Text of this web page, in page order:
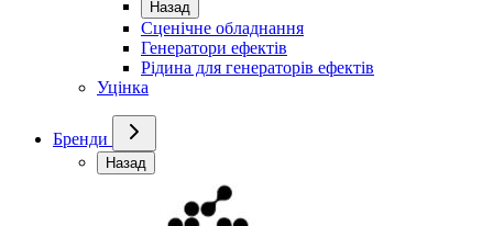
Назад
Сценічне обладнання
Генератори ефектів
Рідина для генераторів ефектів
Уцінка
Бренди
Назад